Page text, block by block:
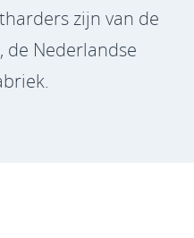
zijn van de
de Nederlandse